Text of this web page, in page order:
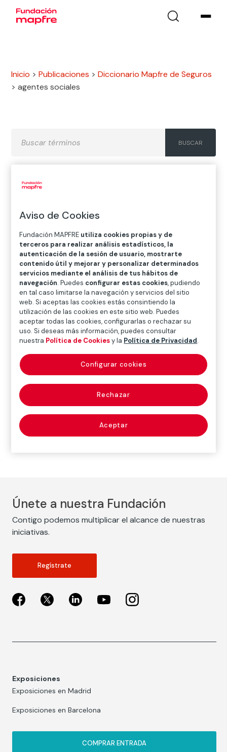
Inicio >Publicaciones >Diccionario Mapfre de Seguros
>agentes sociales
H
J K
O
P Q R S T
U
V
W X Y Z
Diccionario de seguros
agentes sociales
(trade union
representatives)
Representantes de los sindicatos y de las
asociaciones de empresarios.
Únete a nuestra Fundación
Contigo podemos multiplicar el alcance de nuestras
iniciativas.
Regístrate
Exposiciones
Exposiciones en Madrid
Exposiciones en Barcelona
COMPRAR ENTRADA
Aviso de Cookies
Fundación MAPFRE utiliza cookies propias y de
terceros para realizar análisis estadísticos, la
autenticación de la sesión de usuario, mostrarte
contenido útil y mejorar y personalizar determinados
servicios mediante el análisis de tus hábitos de
navegación. Puedes configurar estas cookies, pudiendo
en tal caso limitarse la navegación y servicios del sitio
web. Si aceptas las cookies estás consintiendo la
utilización de las cookies en este sitio web. Puedes
aceptar todas las cookies, configurarlas o rechazar su
uso. Si deseas más información, puedes consultar
nuestra Política de Cookiesy la Política de Privacidad.
Rechazar
Aceptar
Configurar cookies